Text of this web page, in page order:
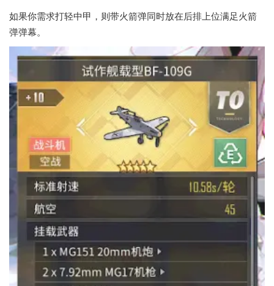
如果你需求打轻中甲，则带火箭弹同时放在后排上位满足火箭
弹弹幕。